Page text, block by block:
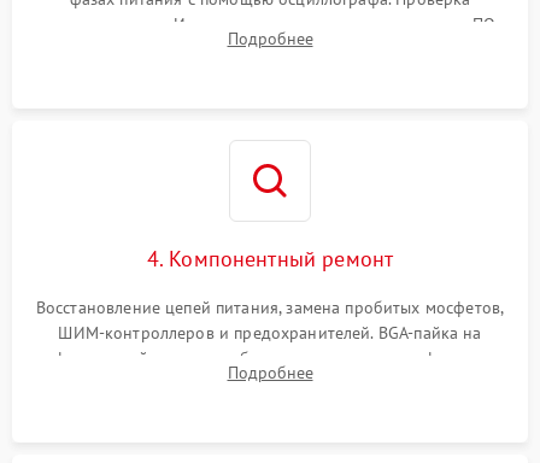
инициализации. Использование специализированного ПО
MATS
Подробнее
4. Компонентный ремонт
Восстановление цепей питания, замена пробитых мосфетов,
ШИМ-контроллеров и предохранителей. BGA-пайка на
инфракрасной станции реболлинг или замена графического
чипа и дефектной памяти GDDR. Прошивка BIOS
Подробнее